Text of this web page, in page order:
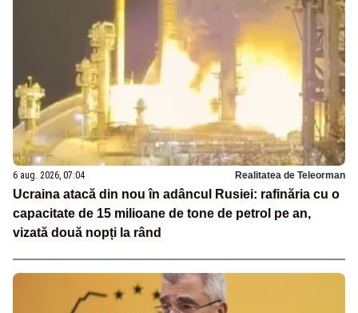
6 aug. 2026, 07:04 Realitatea de Teleorman
Ucraina atacă din nou în adâncul Rusiei: rafinăria cu o
capacitate de 15 milioane de tone de petrol pe an,
vizată două nopți la rând